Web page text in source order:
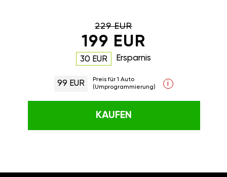
229 EUR
199 EUR
30 EUR Ersparnis
99 EUR
Preis für 1 Auto
(Umprogrammierung)
i
KAUFEN